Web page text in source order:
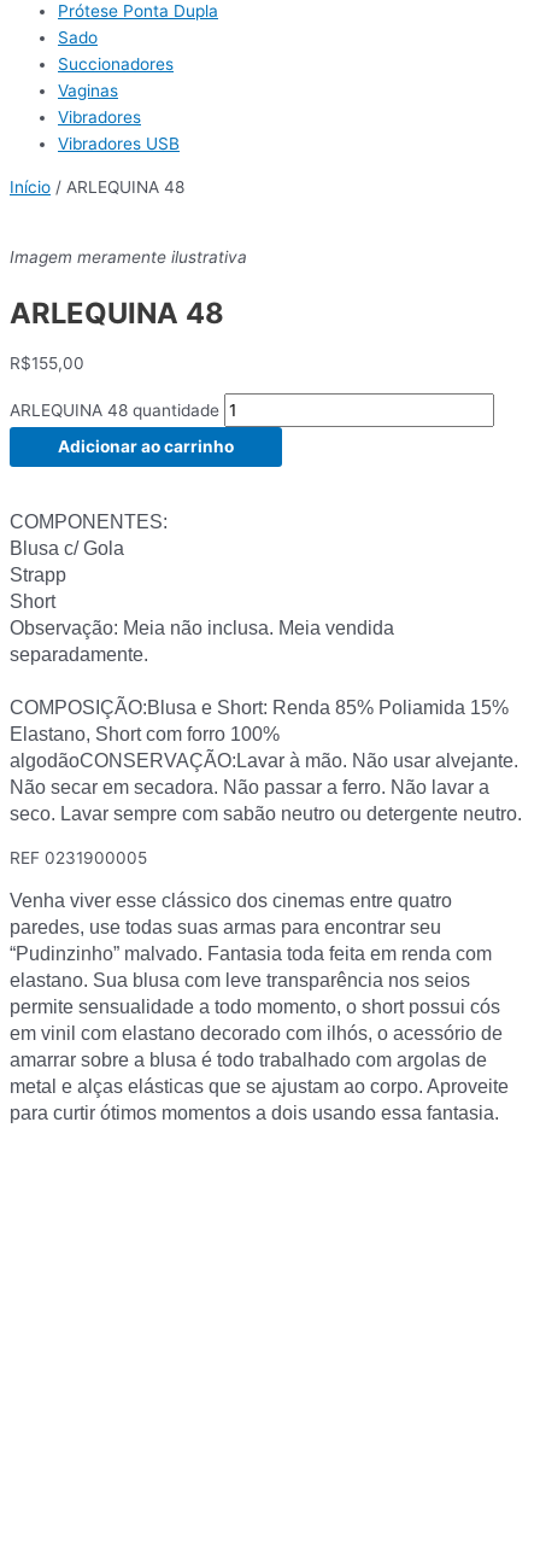
Prótese Ponta Dupla
Sado
Succionadores
Vaginas
Vibradores
Vibradores USB
Início / ARLEQUINA 48
Imagem meramente ilustrativa
ARLEQUINA 48
R$155,00
ARLEQUINA 48 quantidade
Adicionar ao carrinho
COMPONENTES:
Blusa c/ Gola
Strapp
Short
Observação: Meia não inclusa. Meia vendida
separadamente.
COMPOSIÇÃO:Blusa e Short: Renda 85% Poliamida 15%
Elastano, Short com forro 100%
algodãoCONSERVAÇÃO:Lavar à mão. Não usar alvejante.
Não secar em secadora. Não passar a ferro. Não lavar a
seco. Lavar sempre com sabão neutro ou detergente neutro.
REF 0231900005
Venha viver esse clássico dos cinemas entre quatro
paredes, use todas suas armas para encontrar seu
“Pudinzinho” malvado. Fantasia toda feita em renda com
elastano. Sua blusa com leve transparência nos seios
permite sensualidade a todo momento, o short possui cós
em vinil com elastano decorado com ilhós, o acessório de
amarrar sobre a blusa é todo trabalhado com argolas de
metal e alças elásticas que se ajustam ao corpo. Aproveite
para curtir ótimos momentos a dois usando essa fantasia.